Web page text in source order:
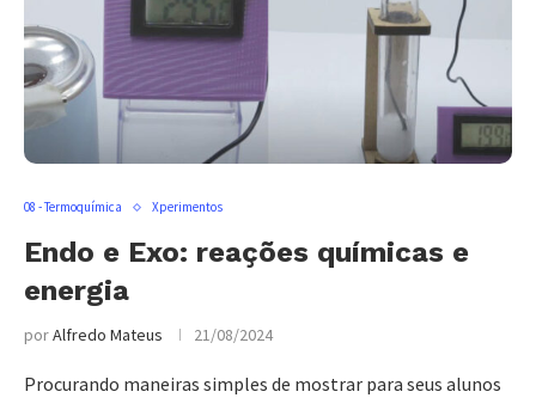
08 - Termoquímica Xperimentos
Endo e Exo: reações químicas e
energia
porAlfredo Mateus 21/08/2024
Procurando maneiras simples de mostrar para seus alunos